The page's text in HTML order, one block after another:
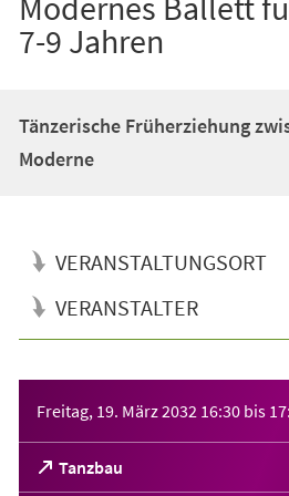
7-9 Jahren
Tänzerische Früherziehung
Moderne
VERANSTALTUNGSORT
VERANSTALTER
Freitag, 19. März 2032 16:30 bis
Tanzbau
(Öffnet
in